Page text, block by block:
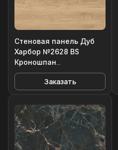
Стеновая панель Дуб
Харбор №2628 BS
Кроношпан
3050*600/6мм
Заказать